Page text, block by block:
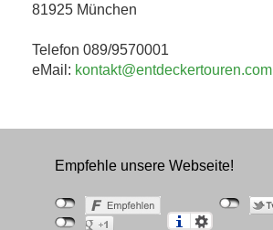
81925 München
Telefon 089/9570001
eMail: kontakt@entdeckertouren.com
Empfehle unsere Webseite!